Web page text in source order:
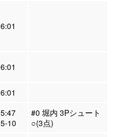
6:01
6:01
6:01
5:47
5-10
#0 堀内 3Pシュート
○(3点)